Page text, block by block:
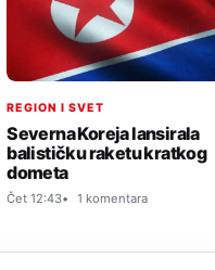
REGION I SVET
Severna Koreja lansirala
balističku raketu kratkog
dometa
Čet 12:43 1 komentara